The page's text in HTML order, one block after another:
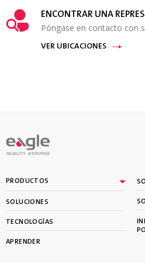
ENCONTRAR UNA
Póngase en contacto con
VER UBICACIONES
PRODUCTOS
SOLUCIONES
TECNOLOGÍAS
APRENDER